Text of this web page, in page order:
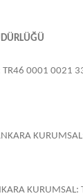
TR46 0001 0021